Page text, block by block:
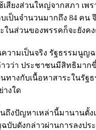
สียงส่วนใหญ่จากสภา เพ
เป็นจำนวนมากถึง 84 คน
ในส่วนของพรรคก็จะยังค
ความเป็นจริง รัฐธรรมนู
าวว่า ประชาชนมีสิทธิมา
างกับเนื้อหาสาระในรัฐ
างใด
ถึงปัญหาเหล่านี้มานานตั้
บับดังกล่าวผ่านการลงป